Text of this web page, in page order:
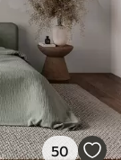
50